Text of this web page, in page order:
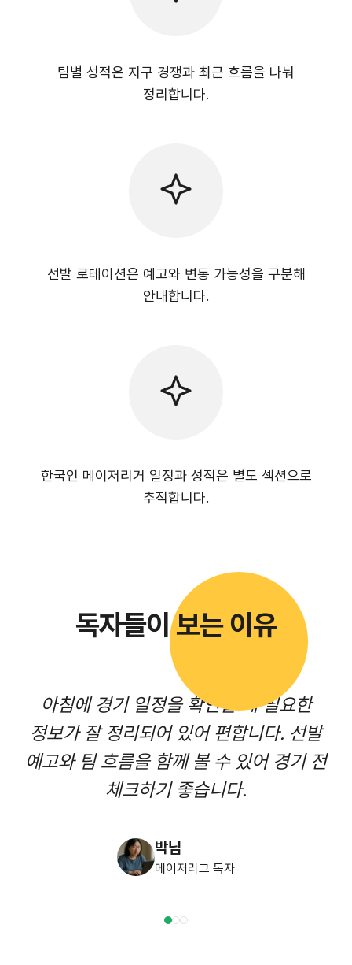
팀별 성적은 지구 경쟁과 최근 흐름을 나눠
정리합니다.
선발 로테이션은 예고와 변동 가능성을 구분해
안내합니다.
한국인 메이저리거 일정과 성적은 별도 섹션으로
추적합니다.
독자들이 보는 이유
아침에 경기 일정을 확인할 때 필요한
정보가 잘 정리되어 있어 편합니다. 선발
예고와 팀 흐름을 함께 볼 수 있어 경기 전
체크하기 좋습니다.
박님
메이저리그 독자